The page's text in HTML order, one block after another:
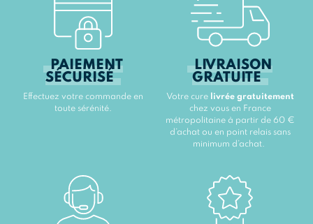
PAIEMENT
SÉCURISÉ
Effectuez votre commande en
toute sérénité.
LIVRAISON
GRATUITE
Votre cure
livrée gratuitement
chez vous en France
métropolitaine à partir de 60 €
d’achat ou en point relais sans
minimum d’achat.